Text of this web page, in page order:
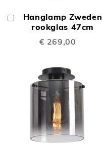
Hanglamp Zweden
rookglas 47cm
€ 269,00
Winkelwagen